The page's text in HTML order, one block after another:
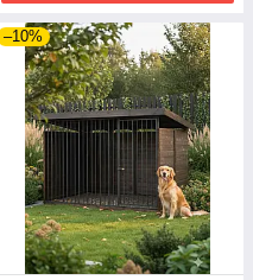
–10%